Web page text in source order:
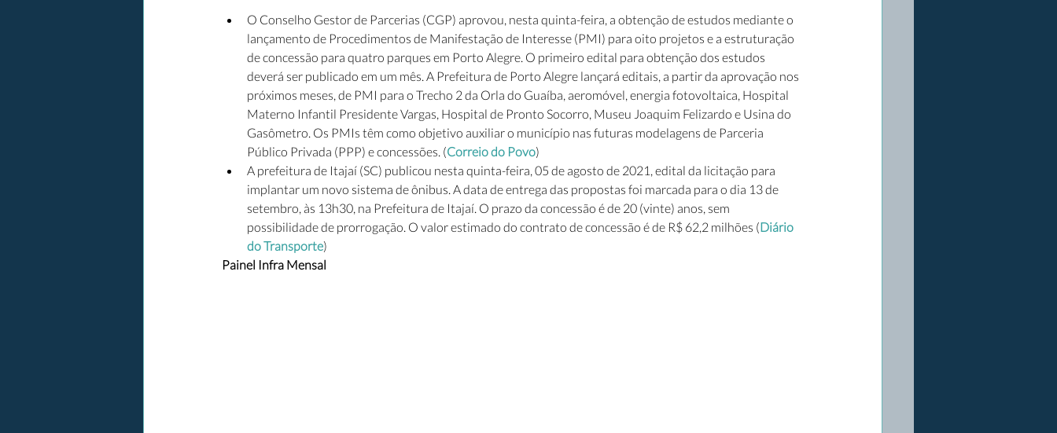
O Conselho Gestor de Parcerias (CGP) aprovou, nesta quinta-feira, a obtenção de estudos mediante o
lançamento de Procedimentos de Manifestação de Interesse (PMI) para oito projetos e a estruturação
de concessão para quatro parques em Porto Alegre. O primeiro edital para obtenção dos estudos
deverá ser publicado em um mês. A Prefeitura de Porto Alegre lançará editais, a partir da aprovação nos
próximos meses, de PMI para o Trecho 2 da Orla do Guaíba, aeromóvel, energia fotovoltaica, Hospital
Materno Infantil Presidente Vargas, Hospital de Pronto Socorro, Museu Joaquim Felizardo e Usina do
Gasômetro. Os PMIs têm como objetivo auxiliar o município nas futuras modelagens de Parceria
Público Privada (PPP) e concessões. (Correio do Povo)
A prefeitura de Itajaí (SC) publicou nesta quinta-feira, 05 de agosto de 2021, edital da licitação para
implantar um novo sistema de ônibus. A data de entrega das propostas foi marcada para o dia 13 de
setembro, às 13h30, na Prefeitura de Itajaí. O prazo da concessão é de 20 (vinte) anos, sem
possibilidade de prorrogação. O valor estimado do contrato de concessão é de R$ 62,2 milhões (Diário
do Transporte)
Painel Infra Mensal